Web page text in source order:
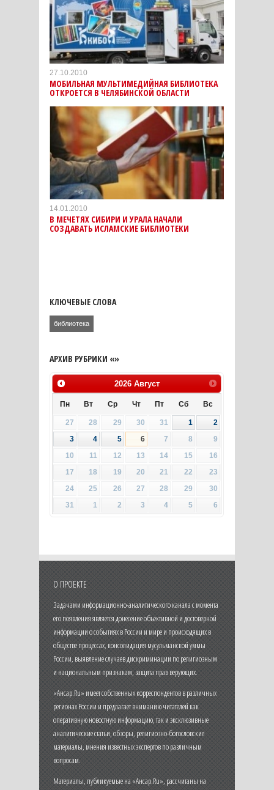
27.10.2010
МОБИЛЬНАЯ МУЛЬТИМЕДИЙНАЯ БИБЛИОТЕКА
ОТКРОЕТСЯ В ЧЕЛЯБИНСКОЙ ОБЛАСТИ
14.01.2010
В МЕЧЕТЯХ СИБИРИ И УРАЛА НАЧАЛИ
СОЗДАВАТЬ ИСЛАМСКИЕ БИБЛИОТЕКИ
КЛЮЧЕВЫЕ СЛОВА
библиотека
АРХИВ РУБРИКИ «»
2026 Август
Пн Вт Ср Чт Пт Сб Вс
27 28 29 30 31 1
2
3
4 5 6 7 8
9
10
11 12 13 14 15
16
17
18 19 20 21 22
23
24
25 26 27 28 29
30
31
1 2 3 4 5 6
О ПРОЕКТЕ
Задачами информационно-аналитического канала с момента
его появления является донесение объективной и достоверной
информации о событиях в России и мире и происходящих в
обществе процессах, консолидация мусульманской уммы
России, выявление случаев дискриминации по религиозным
и национальным признакам, защита прав верующих.
«Ансар.Ru» имеет собственных корреспондентов в различных
регионах России и предлагает вниманию читателей как
оперативную новостную информацию, так и эксклюзивные
аналитические статьи, обзоры, религиозно-богословские
материалы, мнения известных экспертов по различным
вопросам.
Материалы, публикуемые на «Ансар.Ru», рассчитаны на